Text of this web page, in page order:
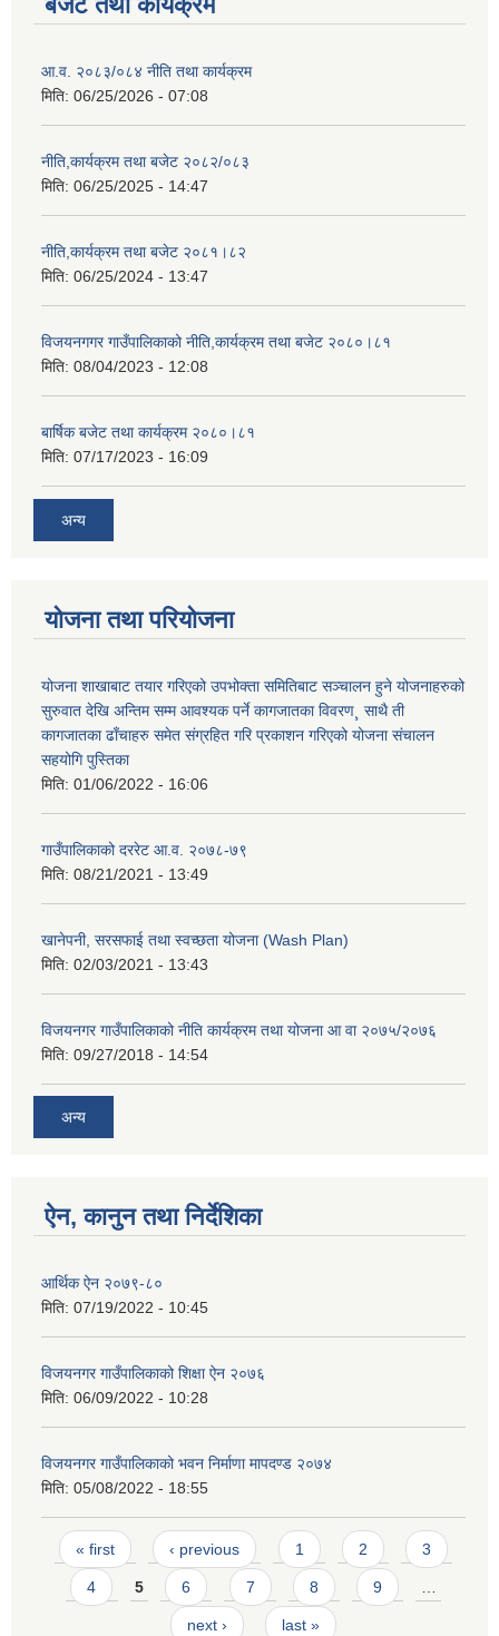
आ.व. २०८३/०८४ नीति तथा कार्यक्रम
मिति: 06/25/2026 - 07:08
नीति,कार्यक्रम तथा बजेट २०८२/०८३
मिति: 06/25/2025 - 14:47
नीति,कार्यक्रम तथा बजेट २०८१।८२
मिति: 06/25/2024 - 13:47
विजयनगगर गाउँपालिकाको नीति,कार्यक्रम तथा बजेट २०८०।८१
मिति: 08/04/2023 - 12:08
बार्षिक बजेट तथा कार्यक्रम २०८०।८१
मिति: 07/17/2023 - 16:09
अन्य
योजना तथा परियोजना
योजना शाखाबाट तयार गरिएको उपभोक्ता समितिबाट सञ्चालन हुने योजनाहरुको
सुरुवात देखि अन्तिम सम्म आवश्यक पर्ने कागजातका विवरण¸ साथै ती
कागजातका ढाँचाहरु समेत संग्रहित गरि प्रकाशन गरिएको योजना संचालन
सहयोगि पुस्तिका
मिति: 01/06/2022 - 16:06
गाउँपालिकाको दररेट आ.व. २०७८-७९
मिति: 08/21/2021 - 13:49
खानेपनी, सरसफाई तथा स्वच्छता योजना (Wash Plan)
मिति: 02/03/2021 - 13:43
विजयनगर गाउँपालिकाको नीति कार्यक्रम तथा योजना आ वा २०७५/२०७६
मिति: 09/27/2018 - 14:54
अन्य
ऐन, कानुन तथा निर्देशिका
आर्थिक ऐन २०७९-८०
मिति: 07/19/2022 - 10:45
विजयनगर गाउँपालिकाको शिक्षा ऐन २०७६
मिति: 06/09/2022 - 10:28
विजयनगर गाउँपालिकाको भवन निर्माणा मापदण्ड २०७४
मिति: 05/08/2022 - 18:55
Pages
« first ‹ previous 1 2 3
4 5 6 7 8 9
next › last »